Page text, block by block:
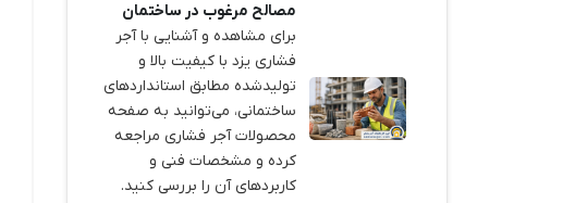
مصالح مرغوب در ساختمان
برای مشاهده و آشنایی با آجر
فشاری یزد با کیفیت بالا و
تولیدشده مطابق استانداردهای
ساختمانی، می‌توانید به صفحه
محصولات آجر فشاری مراجعه
کرده و مشخصات فنی و
کاربردهای آن را بررسی کنید.